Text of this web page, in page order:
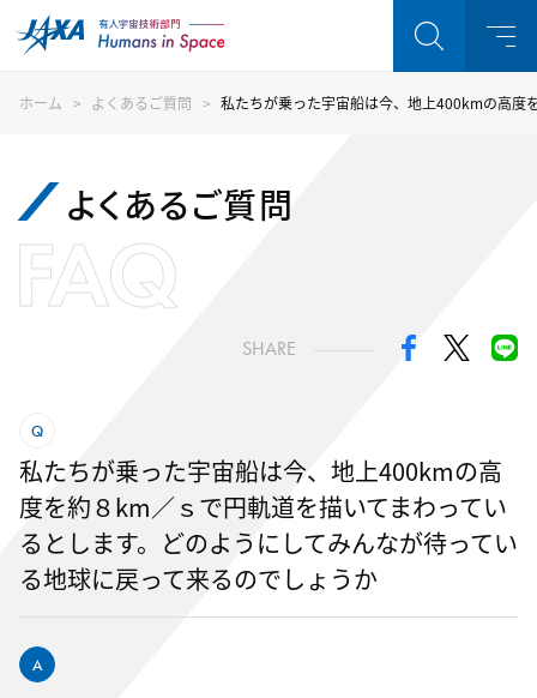
ホーム よくあるご質問 私たちが乗った宇宙船は今、地上400kmの高度
よくあるご質問
FAQ
SHARE
私たちが乗った宇宙船は今、地上400kmの高
度を約８km／ｓで円軌道を描いてまわってい
るとします。どのようにしてみんなが待ってい
る地球に戻って来るのでしょうか